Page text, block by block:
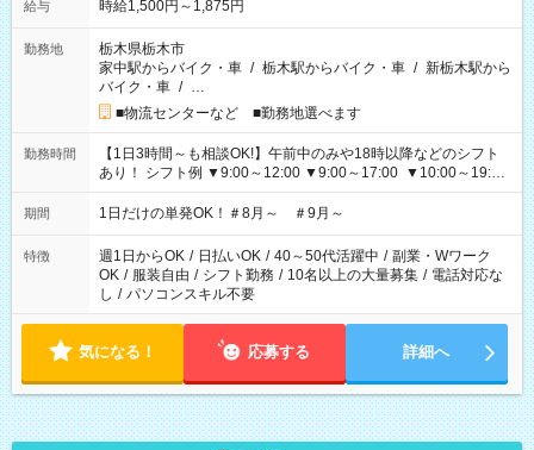
給与 時給1,500円～1,875円
勤務地
栃木県栃木市
家中駅からバイク・車 / 栃木駅からバイク・車 / 新栃木駅から
バイク・車 / …
■物流センターなど ■勤務地選べます
勤務時間
【1日3時間～も相談OK!】午前中のみや18時以降などのシフト
あり！ シフト例 ▼9:00～12:00 ▼9:00～17:00 ▼10:00～19:00
▼18:00～21:00
期間 1日だけの単発OK！＃8月～ ＃9月～
特徴 週1日からOK / 日払いOK / 40～50代活躍中 / 副業・Wワーク
OK / 服装自由 / シフト勤務 / 10名以上の大量募集 / 電話対応な
し / パソコンスキル不要
気になる！ 応募する 詳細へ